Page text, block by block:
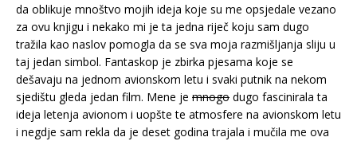
da oblikuje mnoštvo mojih ideja koje su me opsjedale vezano
za ovu knjigu i nekako mi je ta jedna riječ koju sam dugo
tražila kao naslov pomogla da se sva moja razmišljanja sliju u
taj jedan simbol. Fantaskop je zbirka pjesama koje se
dešavaju na jednom avionskom letu i svaki putnik na nekom
sjedištu gleda jedan film. Mene je mnogo dugo fascinirala ta
ideja letenja avionom i uopšte te atmosfere na avionskom letu
i negdje sam rekla da je deset godina trajala i mučila me ova